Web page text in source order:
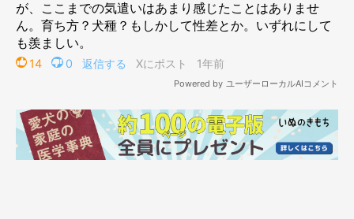
最初は思わず笑ってしまった飼い主さんですが、「エルの大切な
おもちゃくれるの？ ありがとうね。優しいねぇ」 と抱きしめ、
心配かけてしまったことを申し訳なく思ったといいます。
気すぎる…」「優しくて余計泣けちゃいますね」「言葉は無くと
も気持ちが伝わってきますね」との声が寄せられました。